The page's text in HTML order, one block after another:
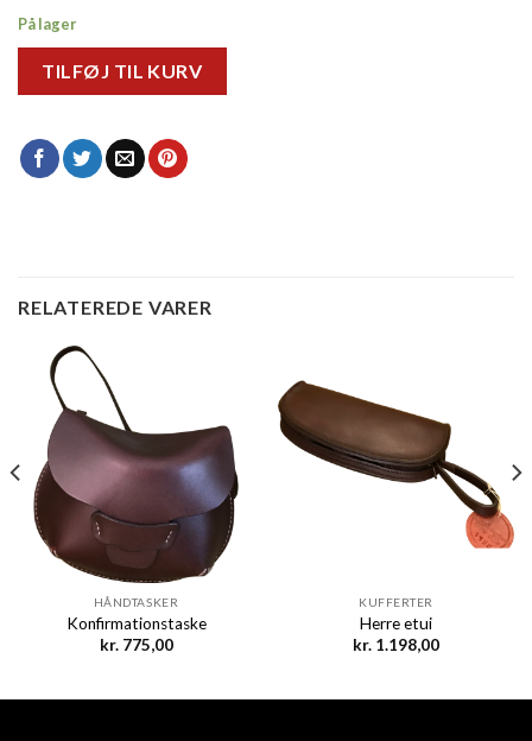
På lager
TILFØJ TIL KURV
RELATEREDE VARER
HÅNDTASKER
Konfirmationstaske
kr.775,00
KUFFERTER
Herre etui
kr. 1.198,00